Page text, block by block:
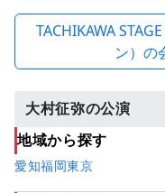
TACHIKAWA
ン）の
大村征弥の公演
地域から探す
愛知福岡東京